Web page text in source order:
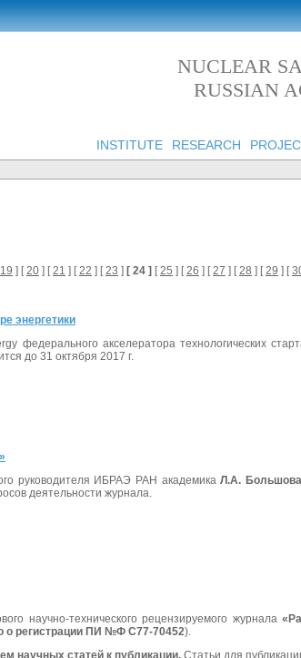
NUCLEAR
RUSSIAN
INSTITUTE RESEARCH
19 ] [20 ] [21 ] [22 ] [23 ] [ 24 ] [25 ] [26 ] [27 ] [28 ] [29 ] [
энергетики
федерального акселератора технологических
до 31 октября 2017 г.
руководителя ИБРАЭ РАН академикаЛ.А. Большова
деятельности журнала.
научно-технического рецензируемого журнала
о регистрации ПИ №Ф С77-70452).
научных статей к публикации. Статьи для